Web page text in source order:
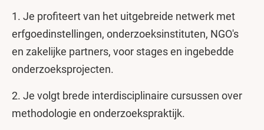
1. Je profiteert van het uitgebreide netwerk met
erfgoedinstellingen, onderzoeksinstituten, NGO's
en zakelijke partners, voor stages en ingebedde
onderzoeksprojecten.
2. Je volgt brede interdisciplinaire cursussen over
methodologie en onderzoekspraktijk.